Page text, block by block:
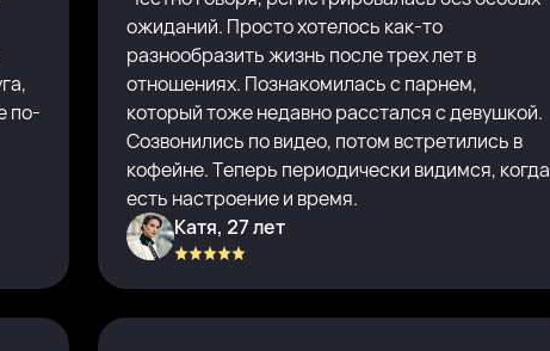
по-
ожиданий. Просто хотелось как-то
разнообразить жизнь после трех лет в
отношениях. Познакомилась с парнем,
который тоже недавно расстался с девушкой.
Созвонились по видео, потом встретились в
кофейне. Теперь периодически видимся, когда
есть настроение и время.
Катя, 27 лет